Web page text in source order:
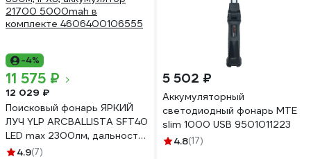
-4%
11 575 ₽
12 029 ₽
Поисковый фонарь ЯРКИЙ
ЛУЧ YLP ARCBALLISTA SFT40
LED max 2300лм, дальность
850м, IPX8, аккумулятор
4.9(7)
5 502 ₽
Аккумуляторный
светодиодный фонарь MTE
slim 1000 USB 9501011223
4.8(17)